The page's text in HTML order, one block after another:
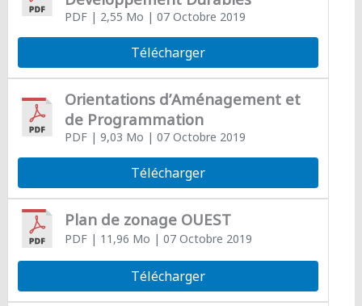
PDF| 2,55 Mo | 07 Octobre 2019
Télécharger
Orientations d’Aménagement et
de Programmation
PDF| 9,03 Mo | 07 Octobre 2019
Télécharger
Plan de zonage OUEST
PDF| 11,96 Mo | 07 Octobre 2019
Télécharger